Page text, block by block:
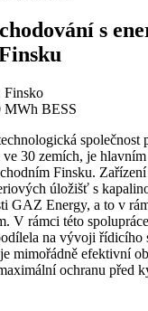
s
Finsko
MWh BESS
společnost
ve 30 zemích, je
Finsku. Zařízení
úložišť s
GAZ Energy, a to v
V rámci této
na vývoji řídicího
mimořádně efektivní
ochranu před